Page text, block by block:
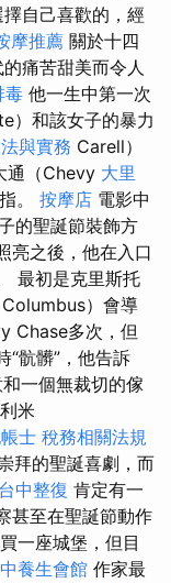
自己喜歡的，經
摩推薦 關於十四
痛苦甜美而令人
毒 他一生中第一次
）和該女子的暴力
與實務 Carell）
通（Chevy 大里
。 按摩店 電影中
的聖誕節裝飾方
亮之後，他在入口
最初是克里斯托
Columbus）會導
Chase多次，但
“骯髒”，他告訴
一個無裁切的傢
米
士 稅務相關法規
拜的聖誕喜劇，而
台中整復 肯定有一
甚至在聖誕節動作
一座城堡，但目
養生會館 作家最